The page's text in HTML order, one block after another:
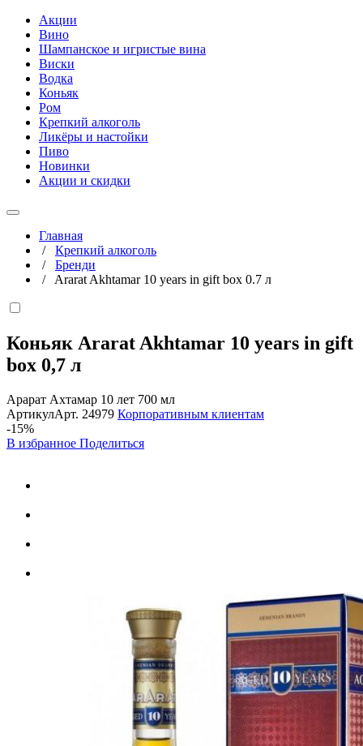
Акции
Вино
Шампанское и игристые вина
Виски
Водка
Коньяк
Ром
Крепкий алкоголь
Ликёры и настойки
Пиво
Новинки
Акции и скидки
Главная
/ Крепкий алкоголь
/ Бренди
/ Ararat Akhtamar 10 years in gift box 0.7 л
Коньяк Ararat Akhtamar 10 years in gift
box 0,7 л
Арарат Ахтамар 10 лет 700 мл
АртикулАрт. 24979 Корпоративным клиентам
-15%
В избранное Поделиться